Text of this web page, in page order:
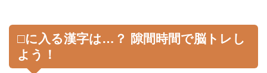
□に入る漢字は…？ 隙間時間で脳トレし
よう！